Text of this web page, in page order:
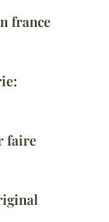
france
faire